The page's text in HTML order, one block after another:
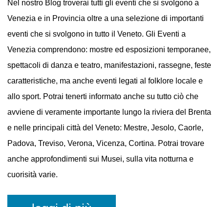
EVENTI A VENEZIA
Nel nostro Blog troverai tutti gli eventi che si svolgono a
Venezia e in Provincia oltre a una selezione di importanti
eventi che si svolgono in tutto il Veneto. Gli Eventi a
Venezia comprendono: mostre ed esposizioni temporanee,
spettacoli di danza e teatro, manifestazioni, rassegne, feste
caratteristiche, ma anche eventi legati al folklore locale e
allo sport. Potrai tenerti informato anche su tutto ciò che
avviene di veramente importante lungo la riviera del Brenta
e nelle principali città del Veneto: Mestre, Jesolo, Caorle,
Padova, Treviso, Verona, Vicenza, Cortina. Potrai trovare
cuorisità varie.